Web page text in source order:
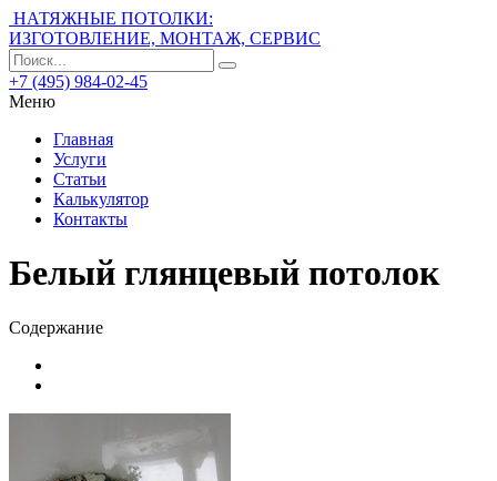
НАТЯЖНЫЕ ПОТОЛКИ:
ИЗГОТОВЛЕНИЕ, МОНТАЖ, СЕРВИС
+7 (495) 984-02-45
Меню
Главная
Услуги
Статьи
Калькулятор
Контакты
Белый глянцевый потолок
Содержание